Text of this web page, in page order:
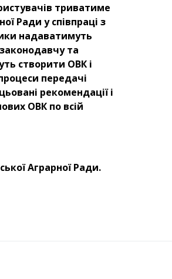
триватиме
Ради у співпраці з
надаватимуть
та
створити ОВК і
передачі
рекомендації і
ОВК по всій
Аграрної Ради.